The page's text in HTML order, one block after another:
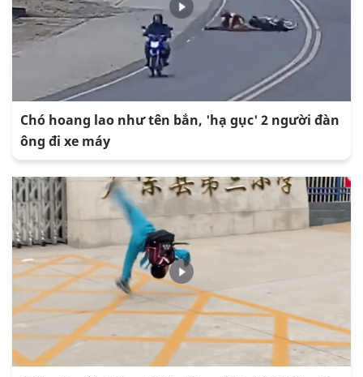
Chó hoang lao như tên bắn, 'hạ gục' 2 người đàn
ông đi xe máy